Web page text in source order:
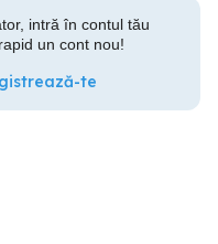
intră în contul tău
un cont nou!
te